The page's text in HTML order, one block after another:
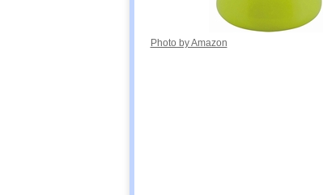
Photo by Amazon